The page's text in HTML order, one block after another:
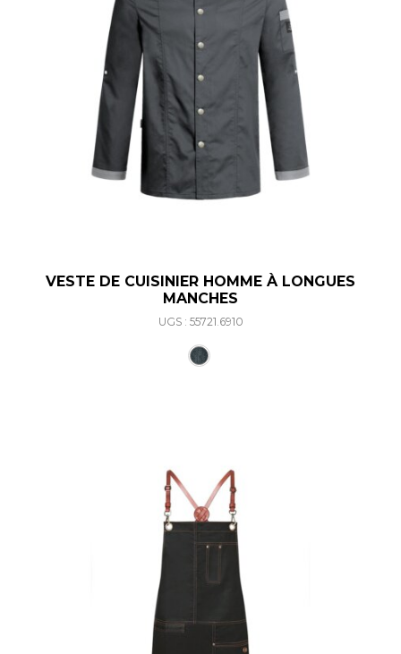
VESTE DE CUISINIER HOMME À LONGUES
MANCHES
UGS : 55721.6910